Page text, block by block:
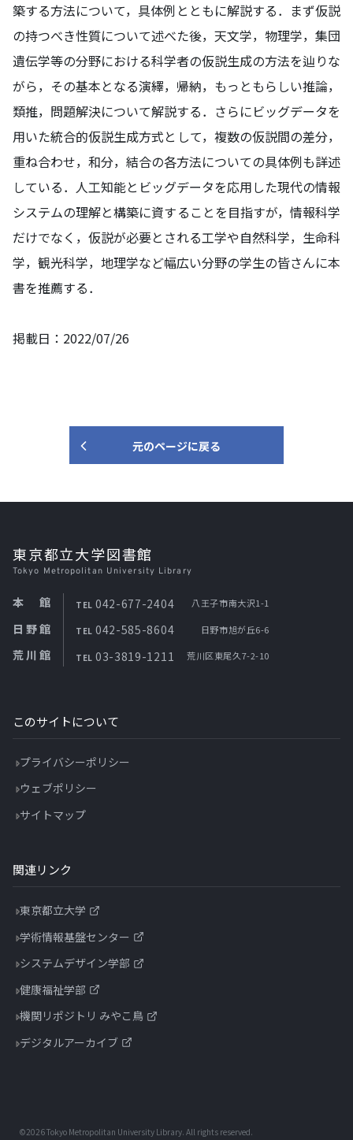
築する方法について，具体例とともに解説する．まず仮説
の持つべき性質について述べた後，天文学，物理学，集団
遺伝学等の分野における科学者の仮説生成の方法を辿りな
がら，その基本となる演繹，帰納，もっともらしい推論，
類推，問題解決について解説する．さらにビッグデータを
用いた統合的仮説生成方式として，複数の仮説間の差分，
重ね合わせ，和分，結合の各方法についての具体例も詳述
している．人工知能とビッグデータを応用した現代の情報
システムの理解と構築に資することを目指すが，情報科学
だけでなく，仮説が必要とされる工学や自然科学，生命科
学，観光科学，地理学など幅広い分野の学生の皆さんに本
書を推薦する．
掲載日：2022/07/26
元のページに戻る
東京都立大学図書館
Tokyo Metropolitan University Library
本館 TEL 042-677-2404 八王子市南大沢1-1
日野館 TEL 042-585-8604 日野市旭が丘6-6
荒川館 TEL 03-3819-1211 荒川区東尾久7-2-10
このサイトについて
プライバシーポリシー
ウェブポリシー
サイトマップ
関連リンク
東京都立大学
学術情報基盤センター
システムデザイン学部
健康福祉学部
機関リポジトリ みやこ鳥
デジタルアーカイブ
©2026 Tokyo Metropolitan University Library. All rights reserved.